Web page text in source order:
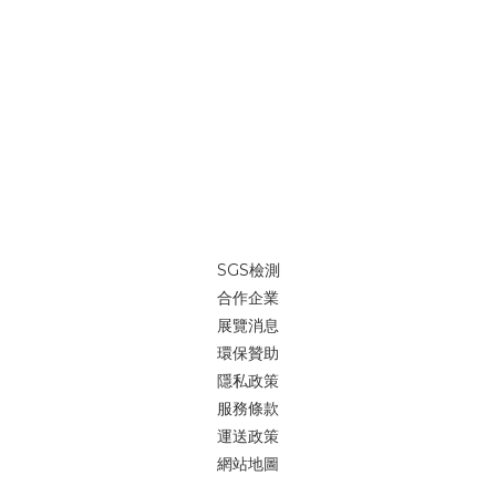
SGS檢測
合作企業
展覽消息
環保贊助
隱私政策
服務條款
運送政策
網站地圖